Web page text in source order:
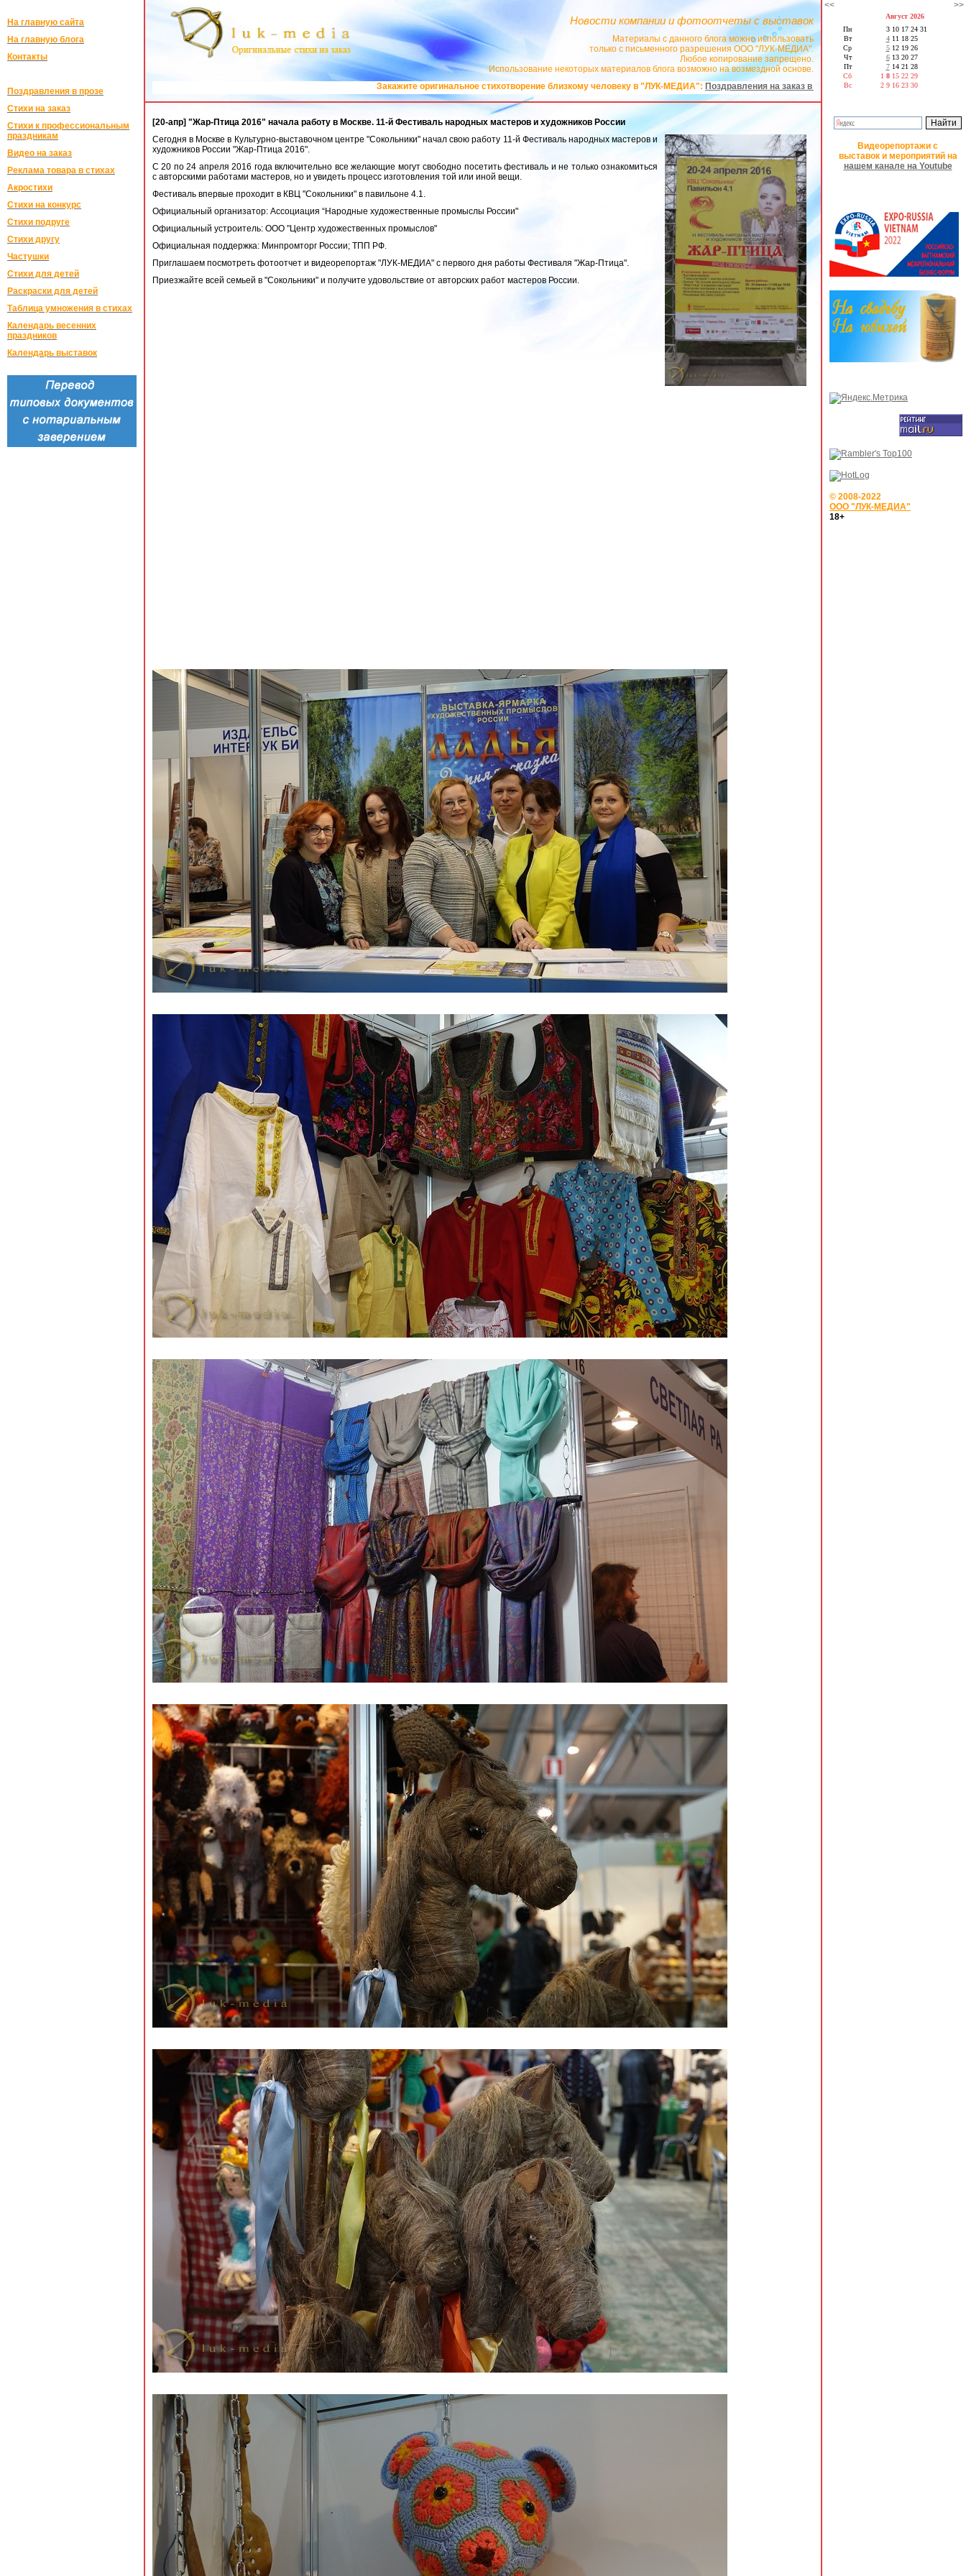
На главную сайта
На главную блога
Контакты
Поздравления в прозе
Стихи на заказ
Стихи к профессиональным
праздникам
Видео на заказ
Реклама товара в стихах
Акростихи
Стихи на конкурс
Стихи подруге
Стихи другу
Частушки
Стихи для детей
Раскраски для детей
Таблица умножения в стихах
Календарь весенних
праздников
Календарь выставок
Новости компании и фотоотчеты с выставок
Материалы с данного блога можно использовать
только с письменного разрешения ООО "ЛУК-МЕДИА".
Любое копирование запрещено.
Использование некоторых материалов блога возможно на возмездной основе.
Закажите оригинальное стихотворение близкому человеку в "ЛУК-МЕДИА":Поздравления на заказ в стихах
[20-апр] "Жар-Птица 2016" начала работу в Москве. 11-й Фестиваль народных мастеров и художников России
Сегодня в Москве в Культурно-выставочном центре "Сокольники" начал свою работу 11-й Фестиваль народных мастеров и
художников России "Жар-Птица 2016".
С 20 по 24 апреля 2016 года включительно все желающие могут свободно посетить фестиваль и не только ознакомиться
с авторскими работами мастеров, но и увидеть процесс изготовления той или иной вещи.
Фестиваль впервые проходит в КВЦ "Сокольники" в павильоне 4.1.
Официальный организатор: Ассоциация “Народные художественные промыслы России"
Официальный устроитель: ООО "Центр художественных промыслов"
Официальная поддержка: Минпромторг России; ТПП РФ.
Приглашаем посмотреть фотоотчет и видеорепортаж "ЛУК-МЕДИА" с первого дня работы Фестиваля "Жар-Птица".
Приезжайте всей семьей в "Сокольники" и получите удовольствие от авторских работ мастеров России.
<< >>
Август 2026
Пн
Вт
Ср
Чт
Пт
Сб
Вс
3 10 17 24 31
4 11 18 25
5 12 19 26
6 13 20 27
7 14 21 28
1 8 15 22 29
2 9 16 23 30
Видеорепортажи с
выставок и мероприятий на
нашем канале на Youtube
© 2008-2022
ООО "ЛУК-МЕДИА"
18+